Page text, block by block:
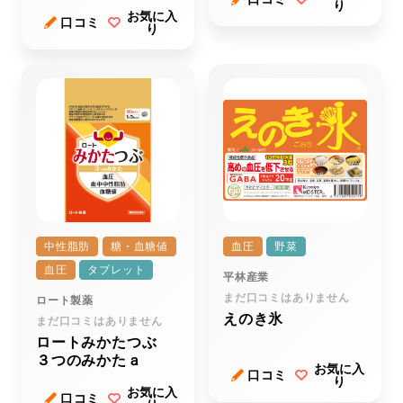
口コミ
お気に入
り
り
中性脂肪
糖・血糖値
血圧
タブレット
ロート製薬
まだ口コミはありません
ロートみかたつぶ
３つのみかたａ
口コミ
お気に入
血圧 野菜
平林産業
まだ口コミはありません
えのき氷
口コミ
お気に入
り